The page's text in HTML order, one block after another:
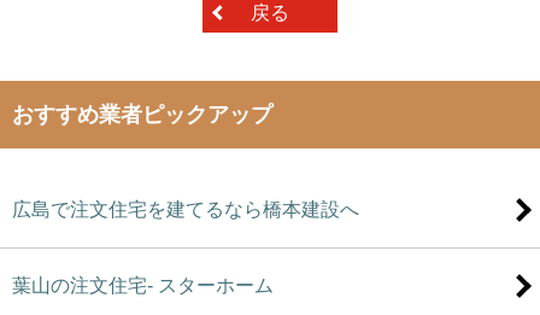
戻る
おすすめ業者ピックアップ
広島で注文住宅を建てるなら橋本建設へ
葉山の注文住宅- スターホーム